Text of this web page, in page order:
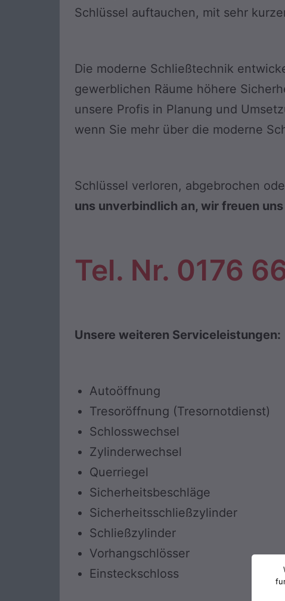
Schlüssel auftauchen, mit sehr
Die moderne Schließtechnik
gewerblichen Räume höhere
unsere Profis in Planung und
wenn Sie mehr über die moderne
Schlüssel verloren, abgebrochen
uns unverbindlich an, wir freuen
Tel. Nr. 0176
Unsere weiteren Serviceleistungen:
Autoöffnung
Tresoröffnung (Tresornotdienst)
Schlosswechsel
Zylinderwechsel
Querriegel
Sicherheitsbeschläge
Sicherheitsschließzylinder
Schließzylinder
Vorhangschlösser
Einsteckschloss